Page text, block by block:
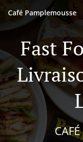
Café Pamplemousse
Fast